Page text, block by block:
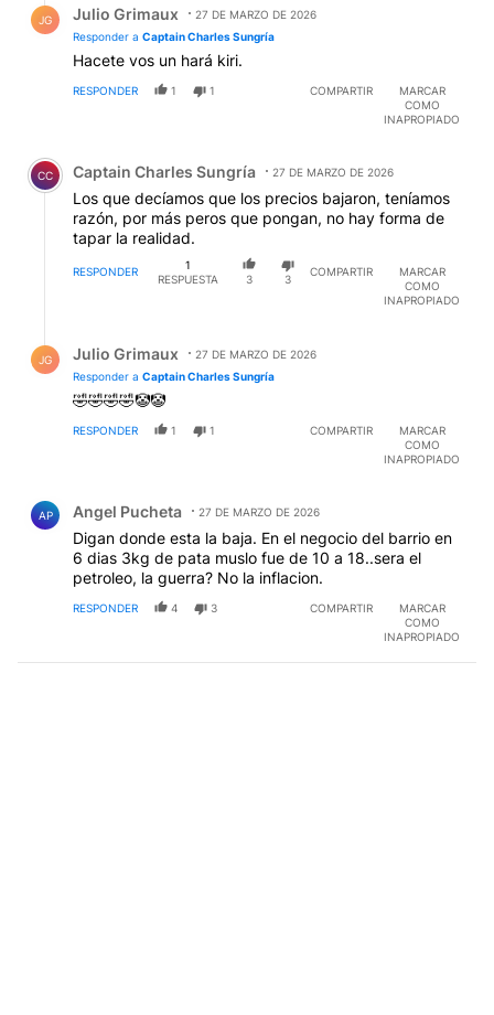
JG Julio Grimaux
27 DE MARZO DE 2026
Responder a Captain Charles Sungría
Hacete vos un hará kiri.
RESPONDER 1 1 COMPARTIR
MARCAR
COMO
INAPROPIADO
Comentario de Captain Charles Sungría.
CC Captain Charles Sungría 27 DE MARZO DE 2026
Los que decíamos que los precios bajaron, teníamos
razón, por más peros que pongan, no hay forma de
tapar la realidad.
RESPONDER
1
RESPUESTA
3 3
COMPARTIR
MARCAR
COMO
INAPROPIADO
JG Julio Grimaux
27 DE MARZO DE 2026
Responder a Captain Charles Sungría
🤣🤣🤣🤣🤡🤡
RESPONDER 1 1 COMPARTIR
MARCAR
COMO
INAPROPIADO
AP Angel Pucheta 27 DE MARZO DE 2026
Digan donde esta la baja. En el negocio del barrio en
6 dias 3kg de pata muslo fue de 10 a 18..sera el
petroleo, la guerra? No la inflacion.
RESPONDER 4 3 COMPARTIR
MARCAR
COMO
INAPROPIADO